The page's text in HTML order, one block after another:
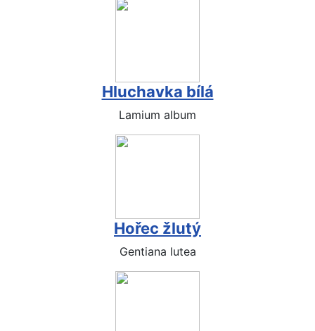
Hluchavka bílá
Lamium album
Hořec žlutý
Gentiana lutea